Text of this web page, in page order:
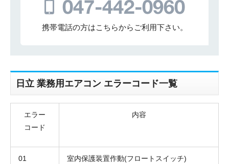
携帯電話の方はこちらからご利用下さい。
日立 業務用エアコン エラーコード一覧
エラー
コード
内容
01 室内保護装置作動(フロートスイッチ)